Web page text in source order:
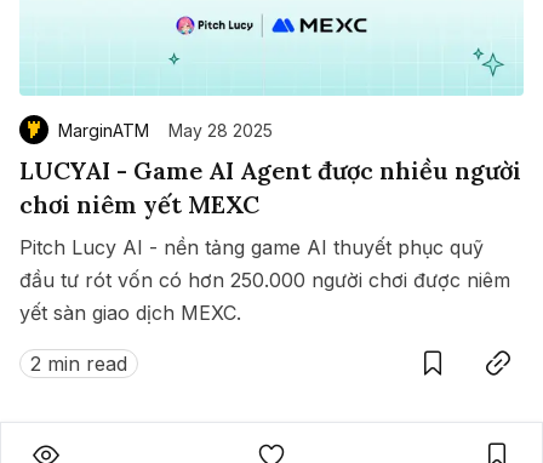
MarginATM May 28 2025
LUCYAI - Game AI Agent được nhiều người
chơi niêm yết MEXC
Pitch Lucy AI - nền tảng game AI thuyết phục quỹ
đầu tư rót vốn có hơn 250.000 người chơi được niêm
yết sàn giao dịch MEXC.
2 min read